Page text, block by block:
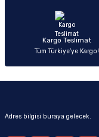
Kargo Teslimat
Tüm Türkiye’ye Kargo!
Adres bilgisi buraya gelecek.